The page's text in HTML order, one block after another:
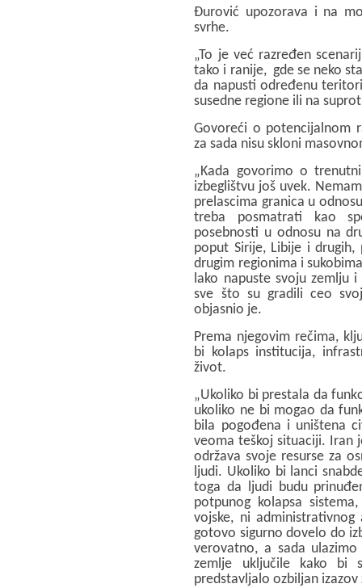
Đurović upozorava i na
svrhe.
„To je već razređen
tako i ranije, gde se neko
da napusti određenu
susedne regione ili na
Govoreći o potencijalnom
za sada nisu skloni
„Kada govorimo o
izbeglištvu još uvek.
prelascima granica u
treba posmatrati kao
posebnosti u odnosu na
poput Sirije, Libije i
drugim regionima i
lako napuste svoju zemlju
sve što su gradili ceo
objasnio je.
Prema njegovim rečima,
bi kolaps institucija,
život.
„Ukoliko bi prestala da
ukoliko ne bi mogao da
bila pogođena i uništena
veoma teškoj situaciji. Iran
održava svoje resurse za
ljudi. Ukoliko bi lanci
toga da ljudi budu
potpunog kolapsa
vojske, ni
gotovo sigurno dovelo do
verovatno, a sada
zemlje uključile kako bi
predstavljalo ozbiljan